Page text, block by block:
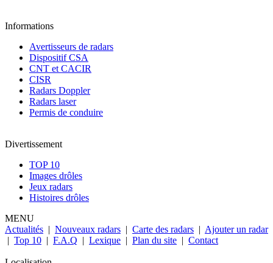
Informations
Avertisseurs de radars
Dispositif CSA
CNT et CACIR
CISR
Radars Doppler
Radars laser
Permis de conduire
Divertissement
TOP 10
Images drôles
Jeux radars
Histoires drôles
MENU
Actualités | Nouveaux radars | Carte des radars | Ajouter un radar
| Top 10 | F.A.Q | Lexique | Plan du site | Contact